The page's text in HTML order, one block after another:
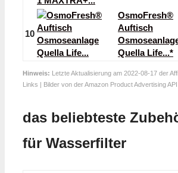
10
OsmoFresh®
Auftisch
Quella Life...*
Hinweis: Letzte Aktualisierung am 2022-08-17 der
Links | Bilder von der Amazon Product Advertising API
das beliebteste
für Wasserfilter